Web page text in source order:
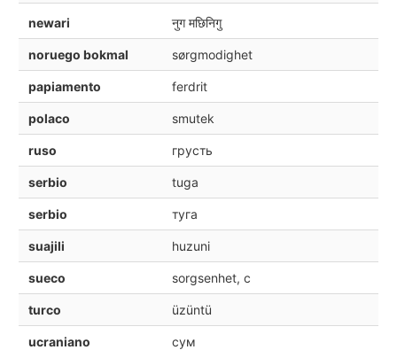
newari नुग मछिनिगु
noruego bokmal sørgmodighet
papiamento ferdrit
polaco smutek
ruso грусть
serbio tuga
serbio туга
suajili huzuni
sueco sorgsenhet, c
turco üzüntü
ucraniano сум